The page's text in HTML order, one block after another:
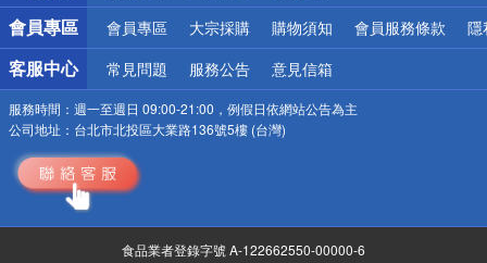
會員專區 會員專區 大宗採購 購物須知 會員服務條款 隱
客服中心 常見問題 服務公告 意見信箱
服務時間： 週一至週日 09:00-21:00，例假日依網站公告為主
公司地址： 台北市北投區大業路136號5樓 (台灣)
食品業者登錄字號 A-122662550-00000-6